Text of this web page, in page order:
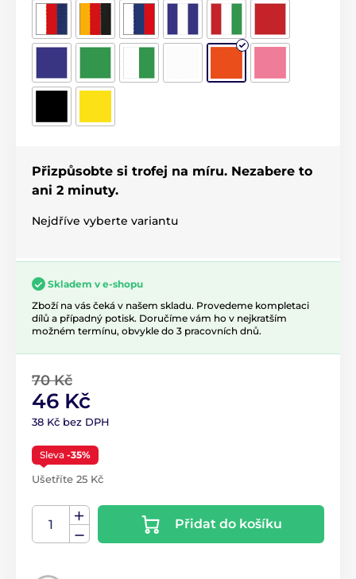
Přizpůsobte si trofej na míru. Nezabere to
ani 2 minuty.
Nejdříve vyberte variantu
Skladem v e-shopu
Zboží na vás čeká v našem skladu. Provedeme kompletaci
dílů a případný potisk. Doručíme vám ho v nejkratším
možném termínu, obvykle do 3 pracovních dnů.
70 Kč
46 Kč
38 Kč bez DPH
Sleva -35%
Ušetříte 25 Kč
Přidat do košíku